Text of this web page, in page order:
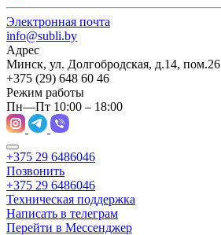
Электронная почта
info@subli.by
Адрес
Минск, ул. Долгобродская, д.14, пом.26
+375 (29) 648 60 46
Режим работы
Пн—Пт 10:00 – 18:00
+375 29 6486046
Позвонить
+375 29 6486046
Техническая поддержка
Написать в телеграм
Перейти в Мессенджер